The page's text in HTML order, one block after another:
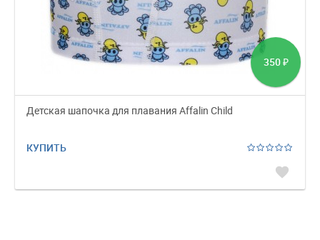
350 ₽
Детская шапочка для плавания Affalin Child
КУПИТЬ
favorite